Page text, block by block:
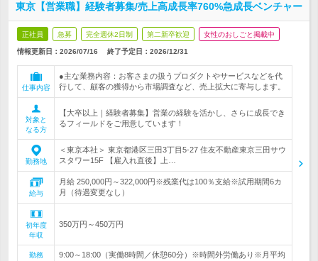
東京【営業職】経験者募集/売上高成長率760%急成長ベンチャー
正社員 急募 完全週休2日制 第二新卒歓迎 女性のおしごと掲載中
情報更新日：2026/07/16 終了予定日： 2026/12/31
仕事内容
●主な業務内容：お客さまの扱うプロダクトやサービスなどを代
行して、顧客の獲得から市場調査など、売上拡大に寄与します。
対象と
なる方
【大卒以上｜経験者募集】営業の経験を活かし、さらに成長でき
るフィールドをご用意しています！
勤務地
＜東京本社＞ 東京都港区三田3丁目5-27 住友不動産東京三田サウ
スタワー15F 【雇入れ直後】上…
給与
月給 250,000円～322,000円※残業代は100％支給※試用期間6カ
月（待遇変更なし）
初年度
年収
350万円～450万円
勤務
9:00～18:00（実働8時間／休憩60分）※時間外労働あり※月平均